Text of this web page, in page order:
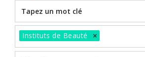
Instituts de Beauté ×